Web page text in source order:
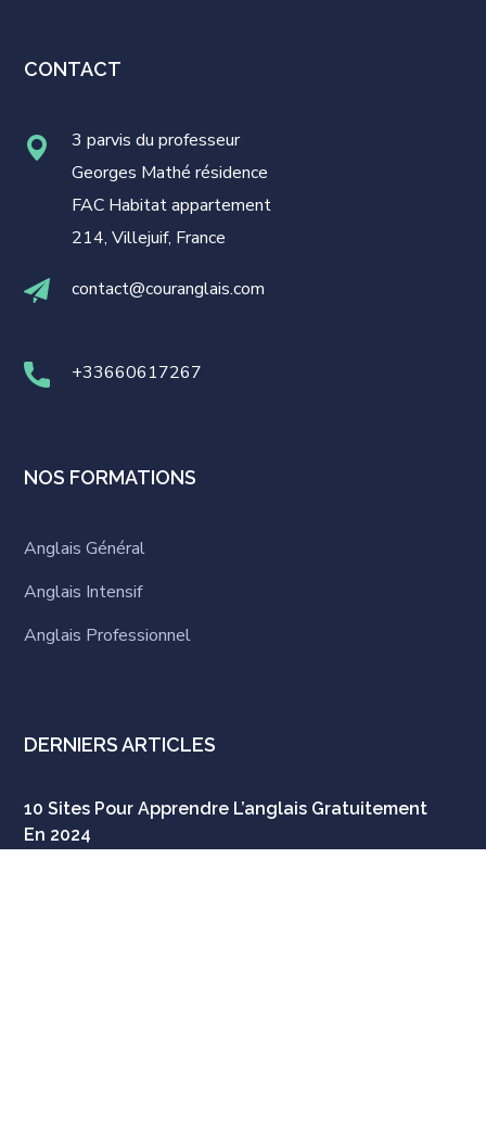
CONTACT
3 parvis du professeur
Georges Mathé résidence
FAC Habitat appartement
214, Villejuif, France
contact@couranglais.com
+33660617267
NOS FORMATIONS
Anglais Général
Anglais Intensif
Anglais Professionnel
DERNIERS ARTICLES
10 Sites Pour Apprendre L’anglais Gratuitement
En 2024